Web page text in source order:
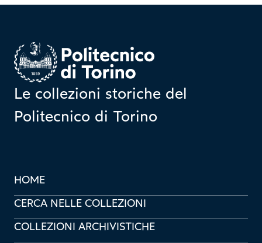
Homepage
Le collezioni storiche del
Politecnico di Torino
HOME
CERCA NELLE COLLEZIONI
COLLEZIONI ARCHIVISTICHE